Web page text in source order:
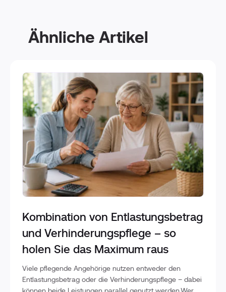
Ähnliche Artikel
Kombination von Entlastungsbetrag
und Verhinderungspflege – so
holen Sie das Maximum raus
Viele pflegende Angehörige nutzen entweder den
Entlastungsbetrag oder die Verhinderungspflege – dabei
können beide Leistungen parallel genutzt werden.Wer